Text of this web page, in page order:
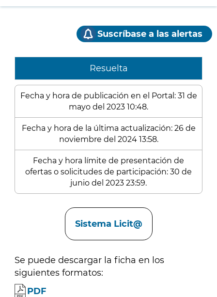
Suscríbase a las alertas
Resuelta
Fecha y hora de publicación en el Portal: 31 de
mayo del 2023 10:48.
Fecha y hora de la última actualización: 26 de
noviembre del 2024 13:58.
Fecha y hora límite de presentación de
ofertas o solicitudes de participación: 30 de
junio del 2023 23:59.
Sistema Licit@
Se puede descargar la ficha en los
siguientes formatos:
PDF